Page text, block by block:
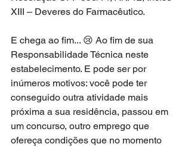
XIII – Deveres do Farmacêutico.
E chega ao fim... 😢 Ao fim de sua
Responsabilidade Técnica neste
estabelecimento. E pode ser por
inúmeros motivos: você pode ter
conseguido outra atividade mais
próxima a sua residência, passou em
um concurso, outro emprego que
ofereça condições que no momento